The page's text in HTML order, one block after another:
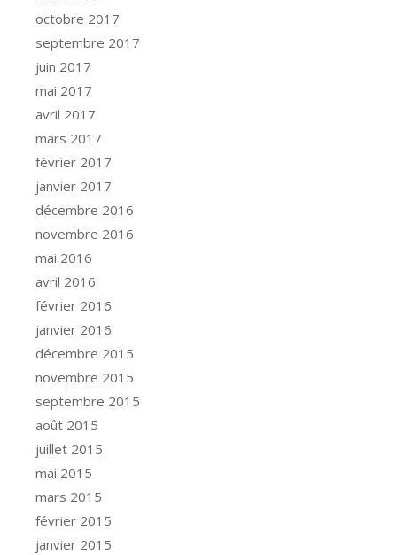
octobre 2017
septembre 2017
juin 2017
mai 2017
avril 2017
mars 2017
février 2017
janvier 2017
décembre 2016
novembre 2016
mai 2016
avril 2016
février 2016
janvier 2016
décembre 2015
novembre 2015
septembre 2015
août 2015
juillet 2015
mai 2015
mars 2015
février 2015
janvier 2015